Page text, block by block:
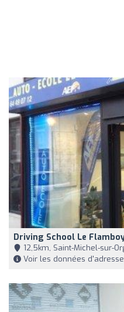
Driving School Le
12,5km, Saint-Michel-sur-
Voir les données